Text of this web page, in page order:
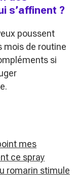
s’affinent ?
poussent
mois de routine
si
mes
ce spray
romarin stimule